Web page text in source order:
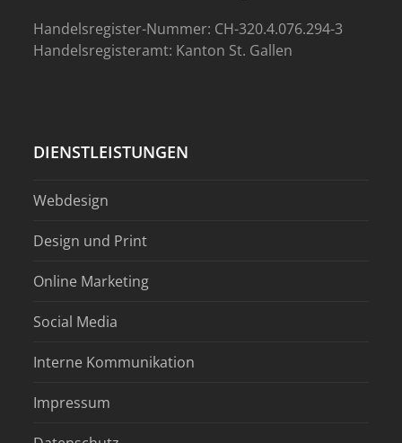
Handelsregister-Nummer: CH-320.4.076.294-3
Handelsregisteramt: Kanton St. Gallen
DIENSTLEISTUNGEN
Webdesign
Design und Print
Online Marketing
Social Media
Interne Kommunikation
Impressum